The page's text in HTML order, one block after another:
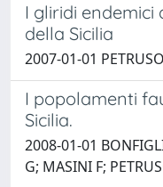
I gliridi endemici
della Sicilia
2007-01-01
I popolamenti
Sicilia.
2008-01-01
G; MASINI F;